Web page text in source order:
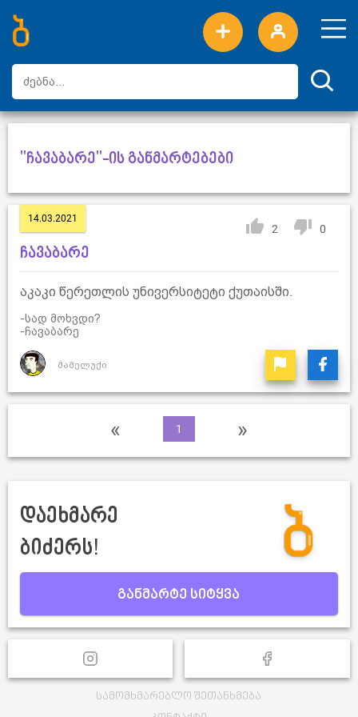
ახალი სიტყვები
ტოპ სიტყვები
დღის ტოპ სიტყვები
ტოპ მომხმარებლები
"ჩავაბარე"-ის განმარტებები
14.03.2021
2 0
ჩავაბარე
აკაკი წერეთლის უნივერსიტეტი ქუთაისში.
-სად მოხვდი?
-ჩავაბარე
მამელუქი
« 1 »
დაეხმარე
ბიძერს!
განმარტე სიტყვა
სამომხმარებლო შეთანხმება